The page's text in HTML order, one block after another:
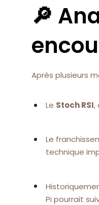
🔎
Après plusieurs
Le Stoch RSI,
Le
technique
Pi pourrait